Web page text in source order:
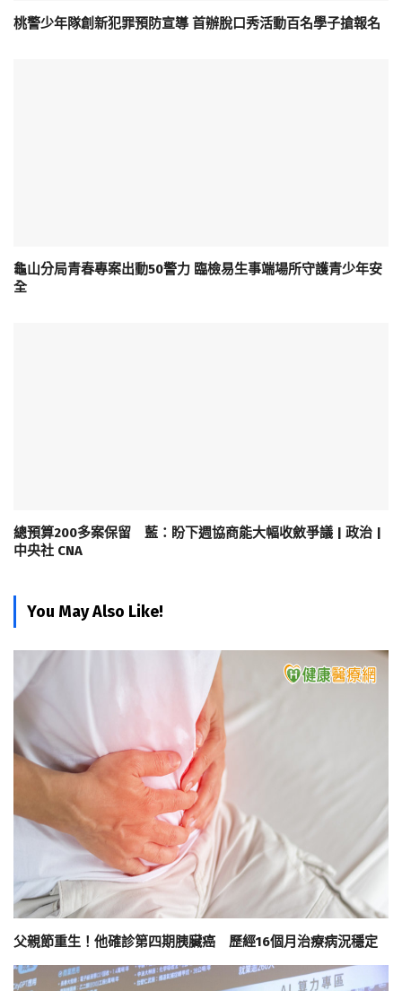
桃警少年隊創新犯罪預防宣導 首辦脫口秀活動百名學子搶報名
龜山分局青春專案出動50警力 臨檢易生事端場所守護青少年安
全
總預算200多案保留 藍：盼下週協商能大幅收斂爭議 | 政治 |
中央社 CNA
You May Also Like!
父親節重生！他確診第四期胰臟癌 歷經16個月治療病況穩定